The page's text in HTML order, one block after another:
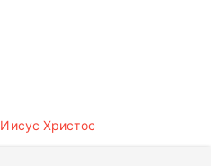
Иисус Христос